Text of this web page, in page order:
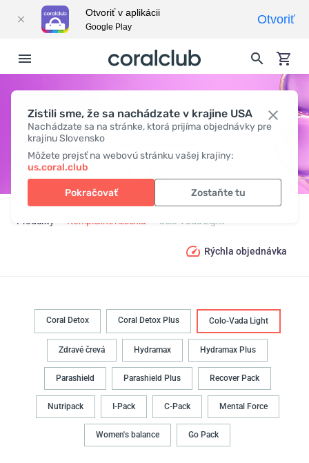
Zistili sme, že sa nachádzate v krajine USA
Nachádzate sa na stránke, ktorá prijíma objednávky pre
krajinu Slovensko
Môžete prejsť na webovú stránku vašej krajiny:
us.coral.club
Pokračovať Zostaňte tu
COLO-VADA LIGHT
Produkty Komplexné riešenia Colo-Vada Light
Rýchla objednávka
Coral Detox Coral Detox Plus Colo-Vada Light
Zdravé črevá Hydramax Hydramax Plus
Parashield Parashield Plus Recover Pack
Nutripack I-Pack C-Pack Mental Force
Women's balance Go Pack
Otvoriť v aplikácii
Google Play
Otvoriť